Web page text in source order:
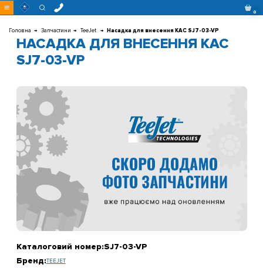
Перейти
до 0
Головна Запчастини TeeJet Насадка для внесення КАС SJ7-03-VP
НАСАДКА ДЛЯ ВНЕСЕННЯ КАС
SJ7-03-VP
Каталоговий номер:SJ7-03-VP
Бренд:TEEJET